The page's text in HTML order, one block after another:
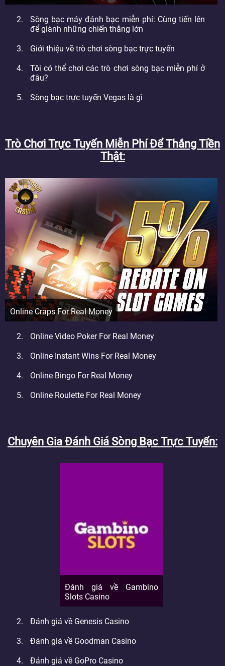
Sòng bạc máy đánh bạc miễn phí: Cùng tiến lên
để giành những chiến thắng lớn
Giới thiệu về trò chơi sòng bạc trực tuyến
Tôi có thể chơi các trò chơi sòng bạc miễn phí ở
đâu?
Sòng bạc trực tuyến Vegas là gì
Trò Chơi Trực Tuyến Miễn Phí Để Thắng Tiền
Thật
Online Craps For Real Money
Online Video Poker For Real Money
Online Instant Wins For Real Money
Online Bingo For Real Money
Online Roulette For Real Money
Chuyên Gia Đánh Giá Sòng Bạc Trực Tuyến
Đánh giá về Gambino
Slots Casino
Đánh giá về Genesis Casino
Đánh giá về Goodman Casino
Đánh giá về GoPro Casino